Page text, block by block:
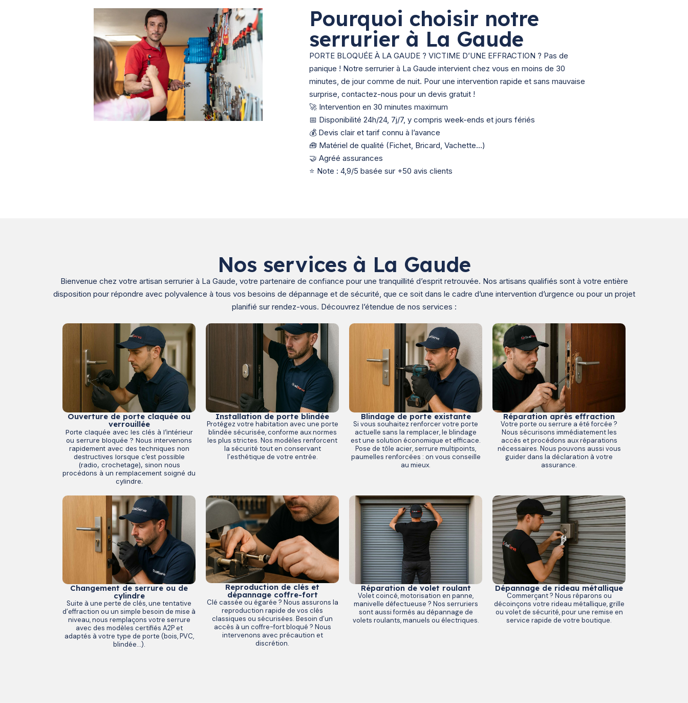
Pourquoi choisir notre
serrurier à La Gaude
PORTE BLOQUÉE À LA GAUDE ? VICTIME D’UNE EFFRACTION ? Pas de
panique ! Notre serrurier à La Gaude intervient chez vous en moins de 30
minutes, de jour comme de nuit. Pour une intervention rapide et sans mauvaise
surprise, contactez-nous pour un devis gratuit !
🚀 Intervention en 30 minutes maximum
📅 Disponibilité 24h/24, 7j/7, y compris week-ends et jours fériés
💰 Devis clair et tarif connu à l’avance
🧰 Matériel de qualité (Fichet, Bricard, Vachette…)
🤝 Agréé assurances
⭐ Note : 4,9/5 basée sur +50 avis clients
Nos services à La Gaude
Bienvenue chez votre artisan serrurier à La Gaude, votre partenaire de confiance pour une tranquillité d’esprit retrouvée. Nos artisans qualifiés sont à votre entière
disposition pour répondre avec polyvalence à tous vos besoins de dépannage et de sécurité, que ce soit dans le cadre d’une intervention d’urgence ou pour un projet
planifié sur rendez-vous. Découvrez l’étendue de nos services :
Ouverture de porte claquée ou
verrouillée
Porte claquée avec les clés à l’intérieur
ou serrure bloquée ? Nous intervenons
rapidement avec des techniques non
destructives lorsque c’est possible
(radio, crochetage), sinon nous
procédons à un remplacement soigné du
cylindre.
Installation de porte blindée
Protégez votre habitation avec une porte
blindée sécurisée, conforme aux normes
les plus strictes. Nos modèles renforcent
la sécurité tout en conservant
l’esthétique de votre entrée.
Blindage de porte existante
Si vous souhaitez renforcer votre porte
actuelle sans la remplacer, le blindage
est une solution économique et efficace.
Pose de tôle acier, serrure multipoints,
paumelles renforcées : on vous conseille
au mieux.
Réparation après effraction
Votre porte ou serrure a été forcée ?
Nous sécurisons immédiatement les
accès et procédons aux réparations
nécessaires. Nous pouvons aussi vous
guider dans la déclaration à votre
assurance.
Changement de serrure ou de
cylindre
Suite à une perte de clés, une tentative
d’effraction ou un simple besoin de mise à
niveau, nous remplaçons votre serrure
avec des modèles certifiés A2P et
adaptés à votre type de porte (bois, PVC,
blindée…).
Reproduction de clés et
dépannage coffre-fort
Clé cassée ou égarée ? Nous assurons la
reproduction rapide de vos clés
classiques ou sécurisées. Besoin d’un
accès à un coffre-fort bloqué ? Nous
intervenons avec précaution et
discrétion.
Réparation de volet roulant
Volet coincé, motorisation en panne,
manivelle défectueuse ? Nos serruriers
sont aussi formés au dépannage de
volets roulants, manuels ou électriques.
Dépannage de rideau métallique
Commerçant ? Nous réparons ou
décoinçons votre rideau métallique, grille
ou volet de sécurité, pour une remise en
service rapide de votre boutique.